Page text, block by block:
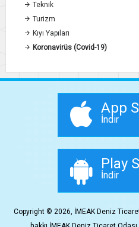
Teknik
Turizm
Kıyı Yapıları
Koronavirüs (Covid-19)
App
İndir
Play
İndir
Copyright © 2026, İMEAK Deniz